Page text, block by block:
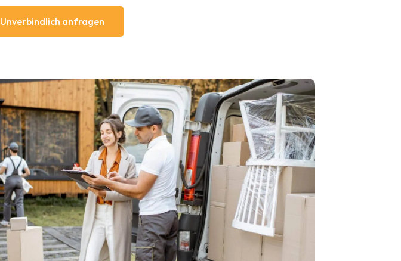
Unverbindlich anfragen